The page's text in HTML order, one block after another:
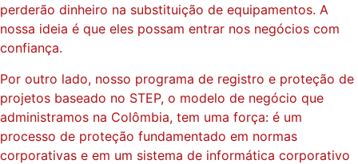
perderão dinheiro na substituição de equipamentos. A
nossa ideia é que eles possam entrar nos negócios com
confiança.
Por outro lado, nosso programa de registro e proteção de
projetos baseado no STEP, o modelo de negócio que
administramos na Colômbia, tem uma força: é um
processo de proteção fundamentado em normas
corporativas e em um sistema de informática corporativo